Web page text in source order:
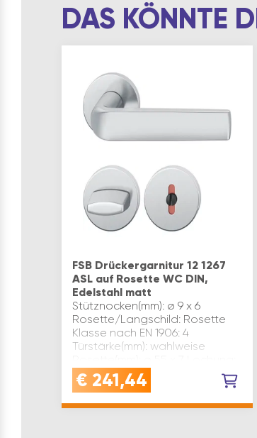
DAS KÖNNTE
FSB Drückergarnitur 12 1267
ASL auf Rosette WC DIN,
Edelstahl matt
Stütznocken(mm): ø 9 x 6
Rosette/Langschild: Rosette
Klasse nach EN 1906: 4
Türstärke(mm): wahlweise
WC (schwarzer Kunststoffschlitz
rot/weiß) Modell: 12 1267 Stilric…
€ 241,44